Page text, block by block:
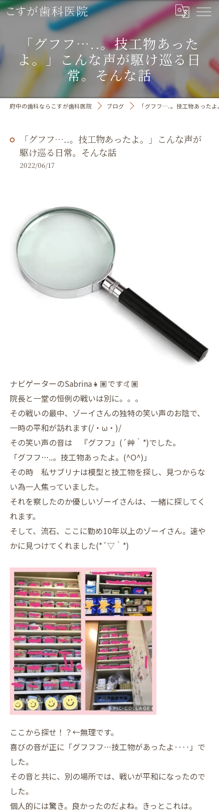
「グフフ…..。技工物あった
よ。」こんな声が駆け巡る日
常。そんな話
府中の歯科ならこすが歯科医院 ブログ 「グフフ…..。技工物あった
「グフフ…..。技工物あったよ。」こんな声が
駆け巡る日常。そんな話
2022/06/17
ナビゲーターのSabrina👧🏽です🤙🏽
院長と一堂の恒例の戦いは別に。。。
その戦いの最中、ゾーイさんの独特の笑い声のお陰で、
一時の平和が訪れます(/・ω・)/
その笑い声の音は 『グフフ』(´艸｀*)でした。
「グフフ…..。技工物あったよ。(^O^)」
その時 私サブリナは模型と技工物を探し、見つからな
い為一人焦っていました。
それを察したのか優しいゾーイさんは、一緒に探してく
れます。
そして、流石、ここに勤め10年以上のゾーイさん。速や
かに見つけてくれました(*´▽｀*)
ここから探せ！？←無理です。
喜びの音が正に「グフフフ…技工物があったよ‥‥」で
した。
その音と共に、別の場所では、戦いが平和になったので
した。
個人的には驚き。良かったのだよね。きっとこれは。